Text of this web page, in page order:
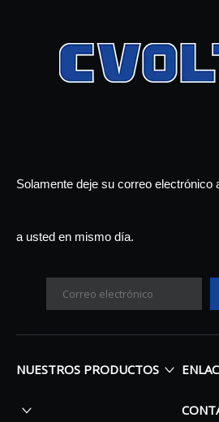
Solamente deje su correo electrónico
a usted en mismo día.
NUESTROS PRODUCTOS